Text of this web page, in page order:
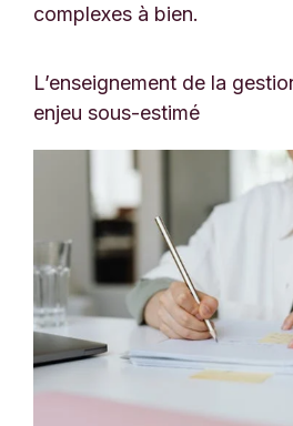
complexes à bien.
L’enseignement de la
enjeu sous-estimé